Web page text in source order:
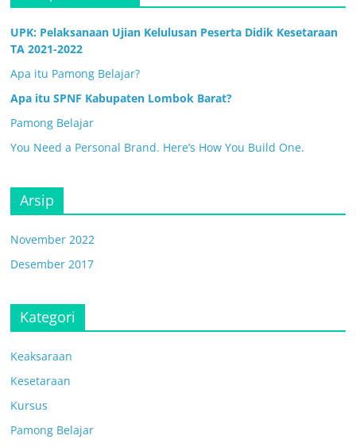
UPK: Pelaksanaan Ujian Kelulusan Peserta Didik Kesetaraan
TA 2021-2022
Apa itu Pamong Belajar?
Apa itu SPNF Kabupaten Lombok Barat?
Pamong Belajar
You Need a Personal Brand. Here’s How You Build One.
Arsip
November 2022
Desember 2017
Kategori
Keaksaraan
Kesetaraan
Kursus
Pamong Belajar